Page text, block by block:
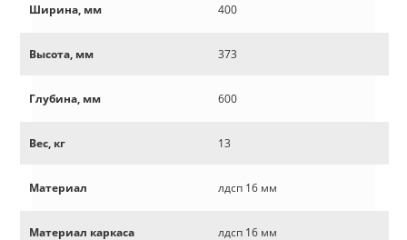
Ширина, мм 400
Высота, мм 373
Глубина, мм 600
Вес, кг 13
Материал лдсп 16 мм
Материал каркаса лдсп 16 мм